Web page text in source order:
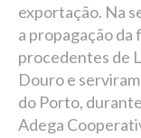
exportação. Na
a propagação da
procedentes de
Douro e
do Porto,
Adega